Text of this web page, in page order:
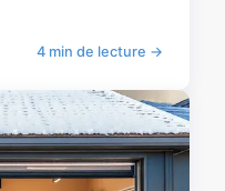
4 min de lecture →